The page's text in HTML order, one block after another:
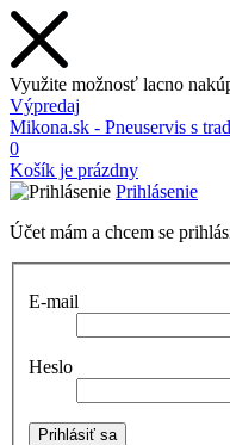
Využite možnosť lacno
Výpredaj
Mikona.sk - Pneuservis s
0
Košík je prázdny
Prihlásenie
Účet mám a chcem se
E-mail
Heslo